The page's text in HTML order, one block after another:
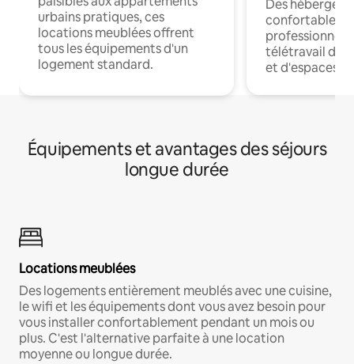
urbains pratiques, ces
locations meublées offrent
tous les équipements d'un
logement standard.
Des
confortables
professionnels
télétravail
et d'espaces
Équipements et avantages des séjours
longue durée
Locations meublées
Des logements entièrement meublés avec une cuisine,
le wifi et les équipements dont vous avez besoin pour
vous installer confortablement pendant un mois ou
plus. C'est l'alternative parfaite à une location
moyenne ou longue durée.